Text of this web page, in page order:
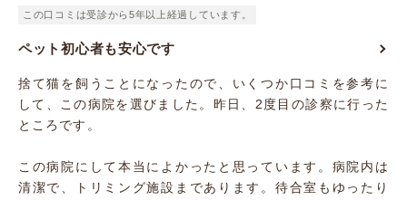
この口コミは受診から5年以上経過しています。
ペット初心者も安心です
捨て猫を飼うことになったので、いくつか口コミを参考に
して、この病院を選びました。昨日、2度目の診察に行った
ところです。
この病院にして本当によかったと思っています。病院内は
清潔で、トリミング施設まであります。待合室もゆったり